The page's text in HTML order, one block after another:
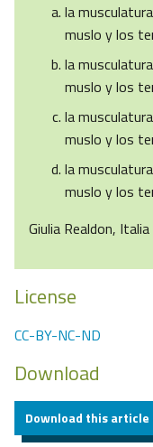
la
muslo y los
la
muslo y los
la
muslo y los
la
muslo y los
Giulia Realdon, Italia
License
CC-BY-NC-ND
Download
Download this article